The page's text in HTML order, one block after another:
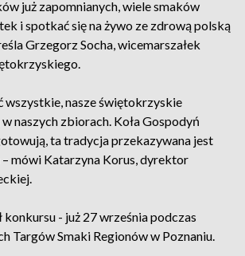
już zapomnianych, wiele smaków
i spotkać się na żywo ze zdrową polską
Grzegorz Socha, wicemarszałek
wszystkie, nasze świętokrzyskie
naszych zbiorach. Koła Gospodyń
ta tradycja przekazywana jest
– mówi Katarzyna Korus, dyrektor
- już 27 września podczas
Targów Smaki Regionów w Poznaniu.